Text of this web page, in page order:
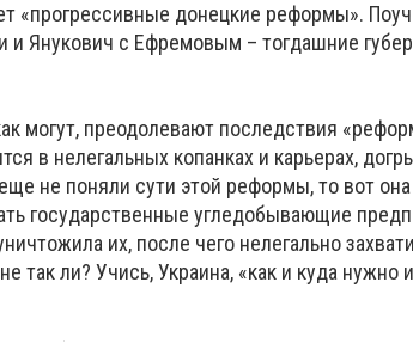
«прогрессивные донецкие реформы».
и Янукович с Ефремовым – тогдашние
могут, преодолевают последствия
в нелегальных копанках и карьерах,
не поняли сути этой реформы, то вот
государственные угледобывающие
их, после чего нелегально
так ли? Учись, Украина, «как и куда нужно